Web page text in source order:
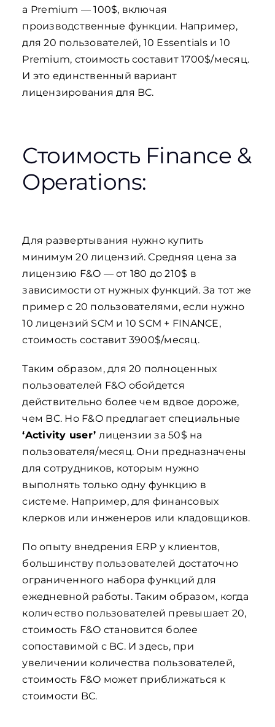
а Premium — 100$, включая
производственные функции. Например,
для 20 пользователей, 10 Essentials и 10
Premium, стоимость составит 1700$/месяц.
И это единственный вариант
лицензирования для BC.
Стоимость Finance &
Operations:
Для развертывания нужно купить
минимум 20 лицензий. Средняя цена за
лицензию F&O — от 180 до 210$ в
зависимости от нужных функций. За тот же
пример с 20 пользователями, если нужно
10 лицензий SCM и 10 SCM + FINANCE,
стоимость составит 3900$/месяц.
Таким образом, для 20 полноценных
пользователей F&O обойдется
действительно более чем вдвое дороже,
чем BC. Но F&O предлагает специальные
‘Activity user’лицензии за 50$ на
пользователя/месяц. Они предназначены
для сотрудников, которым нужно
выполнять только одну функцию в
системе. Например, для финансовых
клерков или инженеров или кладовщиков.
По опыту внедрения ERP у клиентов,
большинству пользователей достаточно
ограниченного набора функций для
ежедневной работы. Таким образом, когда
количество пользователей превышает 20,
стоимость F&O становится более
сопоставимой с BC. И здесь, при
увеличении количества пользователей,
стоимость F&O может приближаться к
стоимости BC.